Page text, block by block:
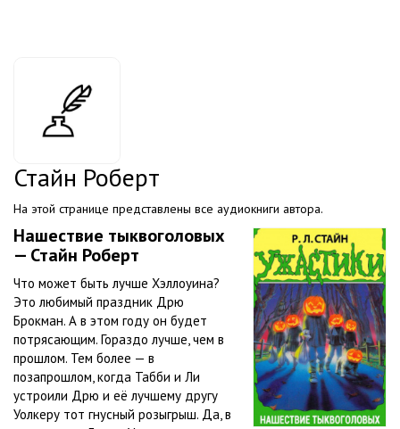
Стайн Роберт
На этой странице представлены все аудиокниги автора.
Нашествие тыквоголовых
— Стайн Роберт
Что может быть лучше Хэллоуина?
Это любимый праздник Дрю
Брокман. А в этом году он будет
потрясающим. Гораздо лучше, чем в
прошлом. Тем более — в
позапрошлом, когда Табби и Ли
устроили Дрю и её лучшему другу
Уолкеру тот гнусный розыгрыш. Да, в